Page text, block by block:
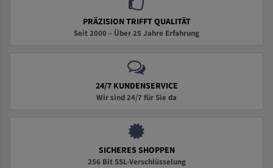
PRÄZISION TRIFFT QUALITÄT
Seit 2000 – Über 25 Jahre Erfahrung
24/7 KUNDENSERVICE
Wir sind 24/7 für Sie da
SICHERES SHOPPEN
256 Bit SSL-Verschlüsselung